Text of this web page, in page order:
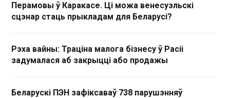
Перамовы ў Каракасе. Ці можа венесуэльскі
сцэнар стаць прыкладам для Беларусі?
Рэха вайны: Траціна малога бізнесу ў Расіі
задумалася аб закрыцці або продажы
Беларускі ПЭН зафіксаваў 738 парушэнняў